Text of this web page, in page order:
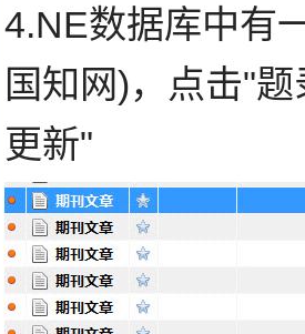
4.NE数据库中有
国知网)，点击"
更新"